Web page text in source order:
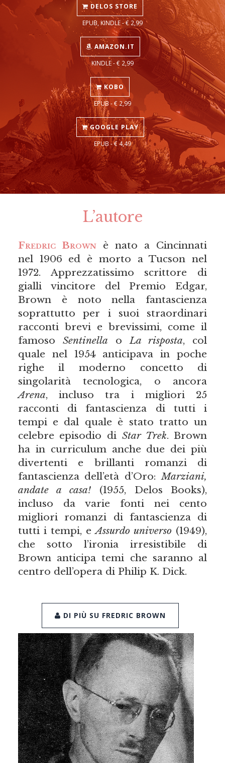
DELOS STORE
EPUB, KINDLE - € 2,99
AMAZON.IT
KINDLE - € 2,99
KOBO
EPUB - € 2,99
GOOGLE PLAY
EPUB - € 4,49
L’autore
Fredric Brownè nato a Cincinnati
nel 1906 ed è morto a Tucson nel
1972. Apprezzatissimo scrittore di
gialli vincitore del Premio Edgar,
Brown è noto nella fantascienza
soprattutto per i suoi straordinari
racconti brevi e brevissimi, come il
famoso Sentinella oLa risposta, col
quale nel 1954 anticipava in poche
righe il moderno concetto di
singolarità tecnologica, o ancora
Arena, incluso tra i migliori 25
racconti di fantascienza di tutti i
tempi e dal quale è stato tratto un
celebre episodio di Star Trek. Brown
ha in curriculum anche due dei più
divertenti e brillanti romanzi di
fantascienza dell’età d’Oro:Marziani,
andate a casa! (1955, Delos Books),
incluso da varie fonti nei cento
migliori romanzi di fantascienza di
tutti i tempi, eAssurdo universo (1949),
che sotto l’ironia irresistibile di
Brown anticipa temi che saranno al
centro dell’opera di Philip K. Dick.
DI PIÙ SU FREDRIC BROWN